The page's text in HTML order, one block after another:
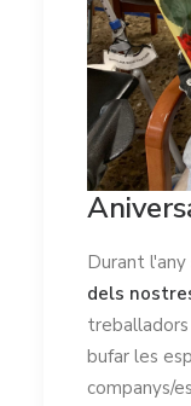
Durant
dels
treballadors
bufar les
companys/